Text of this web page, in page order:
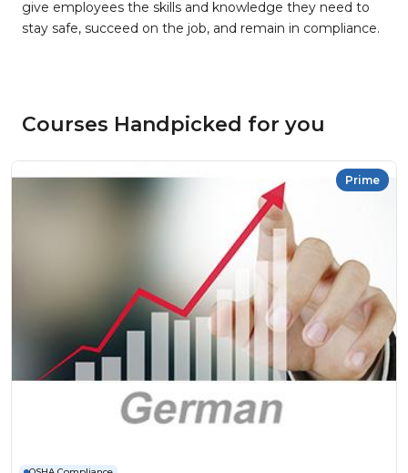
give employees the skills and knowledge they need to
stay safe, succeed on the job, and remain in compliance.
Courses Handpicked for you
Prime